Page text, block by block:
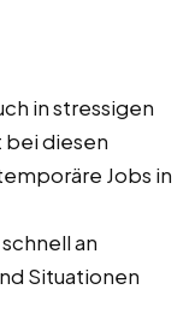
in stressigen
bei diesen
Jobs in
an
Situationen